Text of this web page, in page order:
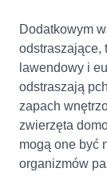
Dodatkowym
odstraszające,
lawendowy i
odstraszają
zapach
zwierzęta
mogą one być
organizmów